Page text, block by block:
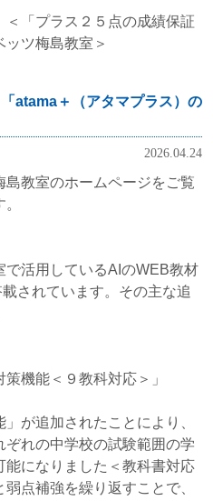
点の成績保証
ツ梅島教室＞
atama＋（アタマプラス）の
2026.04.24
教室のホームページをご覧
で活用しているAIのWEB教材
されています。その主な追
機能＜９教科対応＞」
が追加されたことにより、
れの中学校の試験範囲の学
になりました＜教科書対応
点補強を繰り返すことで、